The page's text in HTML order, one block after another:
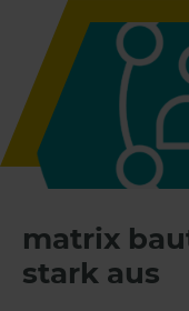
matrix
stark aus